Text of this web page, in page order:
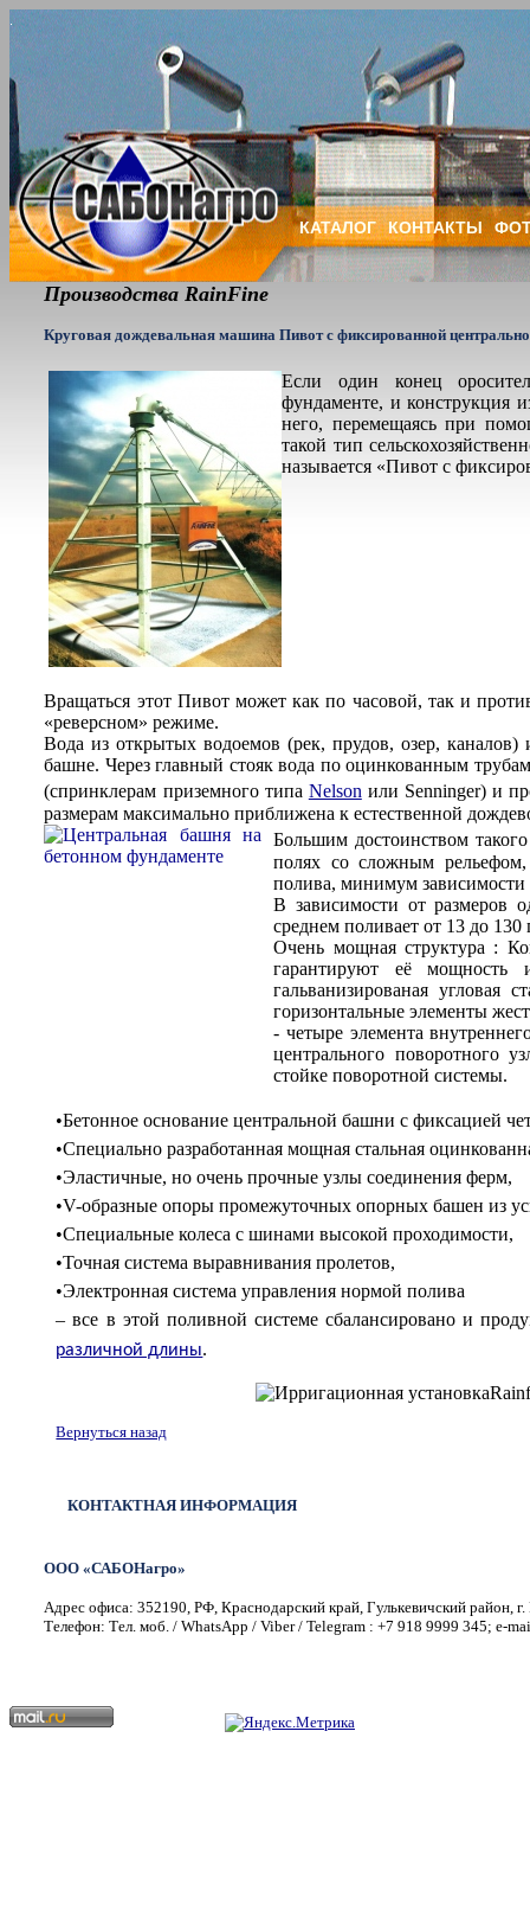
Производства RainFine
КАТАЛОГ КОНТАКТЫ
Круговая дождевальная машина Пивот с фиксированной
Если один конец
фундаменте, и конструкция
него, перемещаясь при
такой тип
называется «Пивот с
Вращаться этот Пивот может как по часовой, так и
«реверсном» режиме.
Вода из открытых водоемов (рек, прудов, озер,
башне. Через главный стояк вода по оцинкованным
(спринклерам приземного типа Nelson или Senninger) и
размерам максимально приближена к естественной
Большим достоинством
полях со сложным рельефом,
полива, минимум зависимости
В зависимости от размеров
среднем поливает от 13 до 130
Очень мощная структура :
гарантируют её мощность
гальванизированая
горизонтальные элементы
- четыре элемента
центрального поворотного
стойке поворотной системы.
•Бетонное основание центральной башни с фиксацией
•Специально разработанная мощная стальная
•Эластичные, но очень прочные узлы соединения ферм,
•V-образные опоры промежуточных опорных башен из
•Специальные колеса с шинами высокой проходимости,
•Точная система выравнивания пролетов,
•Электронная система управления нормой полива
– все в этой поливной системе сбалансировано и
различной длины.
Вернуться назад
КОНТАКТНАЯ ИНФОРМАЦИЯ
ООО «САБОНагро»
Адрес офиса: 352190, РФ, Краснодарский край, Гулькевичский район,
Телефон: Тел. моб. / WhatsApp / Viber / Telegram : +7 918 9999 345; e-